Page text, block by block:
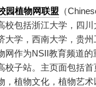
园植物网联盟 （
校包括浙江大学，四
大学，西南大学，贵
网作为NSII教育频道
校子站。主页面包括
，植物文化，植物艺